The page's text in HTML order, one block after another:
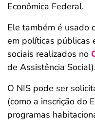
Econômica Federal.
Ele também é usado
em políticas públicas
sociais realizados no
de Assistência Social).
O NIS pode ser
(como a inscrição do
programas